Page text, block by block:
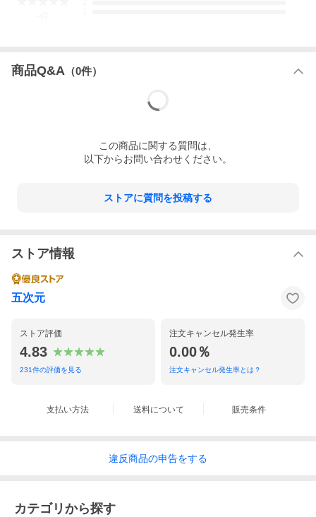
商品Q&A （0件）
この商品に関する質問は、
以下からお問い合わせください。
ストアに質問を投稿する
ストア情報
五次元
ストア評価
4.83
231件の評価を見る
注文キャンセル発生率
0.00％
注文キャンセル発生率とは？
支払い方法 送料について 販売条件
違反商品の申告をする
カテゴリから探す